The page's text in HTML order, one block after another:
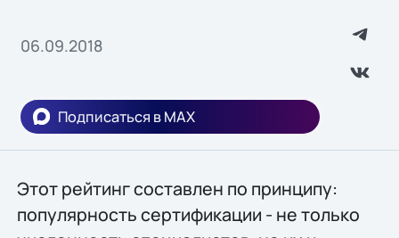
06.09.2018
Подписаться в MAX
Этот рейтинг составлен по принципу:
популярность сертификации - не только